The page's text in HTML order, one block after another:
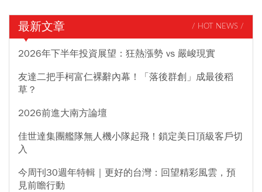
最新文章 / HOT NEWS /
2026年下半年投資展望：狂熱漲勢 vs 嚴峻現實
友達二把手柯富仁裸辭內幕！「落後群創」成最後稻
草？
2026前進大南方論壇
佳世達集團艦隊無人機小隊起飛！鎖定美日頂級客戶切
入
今周刊30週年特輯｜更好的台灣：回望精彩風雲，預
見前瞻行動